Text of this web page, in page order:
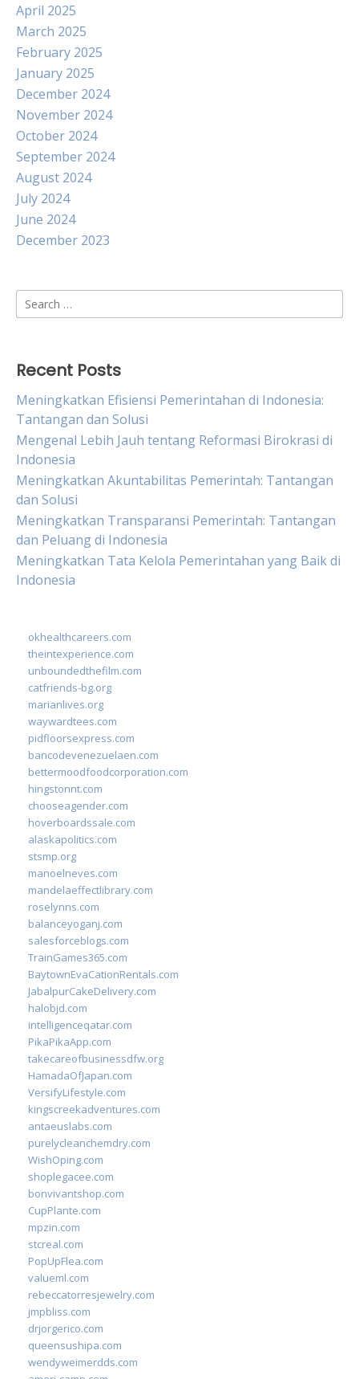
April 2025
March 2025
February 2025
January 2025
December 2024
November 2024
October 2024
September 2024
August 2024
July 2024
June 2024
December 2023
Search
for:
Recent Posts
Meningkatkan Efisiensi Pemerintahan di Indonesia:
Tantangan dan Solusi
Mengenal Lebih Jauh tentang Reformasi Birokrasi di
Indonesia
Meningkatkan Akuntabilitas Pemerintah: Tantangan
dan Solusi
Meningkatkan Transparansi Pemerintah: Tantangan
dan Peluang di Indonesia
Meningkatkan Tata Kelola Pemerintahan yang Baik di
Indonesia
okhealthcareers.com
theintexperience.com
unboundedthefilm.com
catfriends-bg.org
marianlives.org
waywardtees.com
pidfloorsexpress.com
bancodevenezuelaen.com
bettermoodfoodcorporation.com
hingstonnt.com
chooseagender.com
hoverboardssale.com
alaskapolitics.com
stsmp.org
manoelneves.com
mandelaeffectlibrary.com
roselynns.com
balanceyoganj.com
salesforceblogs.com
TrainGames365.com
BaytownEvaCationRentals.com
JabalpurCakeDelivery.com
halobjd.com
intelligenceqatar.com
PikaPikaApp.com
takecareofbusinessdfw.org
HamadaOfJapan.com
VersifyLifestyle.com
kingscreekadventures.com
antaeuslabs.com
purelycleanchemdry.com
WishOping.com
shoplegacee.com
bonvivantshop.com
CupPlante.com
mpzin.com
stcreal.com
PopUpFlea.com
valueml.com
rebeccatorresjewelry.com
jmpbliss.com
drjorgerico.com
queensushipa.com
wendyweimerdds.com